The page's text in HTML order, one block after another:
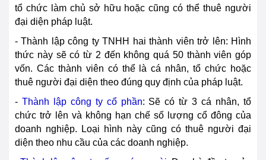
tổ chức làm chủ sở hữu hoặc cũng có thể thuê người
đại diện pháp luật.
- Thành lập công ty TNHH hai thành viên trở lên: Hình
thức này sẽ có từ 2 đến không quá 50 thành viên góp
vốn. Các thành viên có thể là cá nhân, tổ chức hoặc
thuê người đại diện theo đúng quy định của pháp luật.
- Thành lập công ty cổ phần: Sẽ có từ 3 cá nhân, tổ
chức trở lên và không hạn chế số lượng cổ đông của
doanh nghiệp. Loại hình này cũng có thuê người đại
diện theo nhu cầu của các doanh nghiệp.